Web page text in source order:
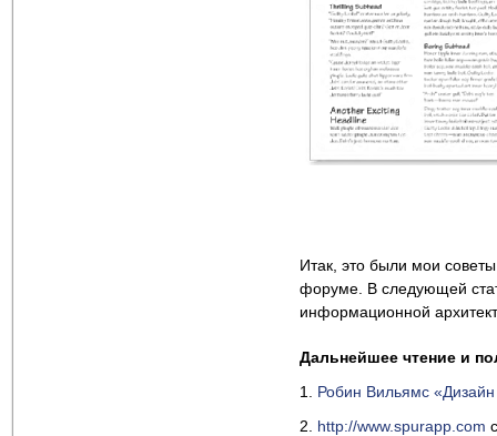
Итак, это были мои
форуме. В следующей
информационной
Дальнейшее чтение и
1. Робин Вильямс
2. http://www.spurapp.com